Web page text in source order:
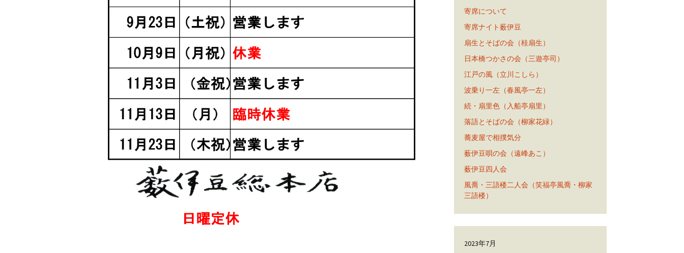
寄席について
寄席ナイト薮伊豆
扇生とそばの会（桂扇生）
日本橋つかさの会（三遊亭司）
江戸の風（立川こしら）
波乗り一左（春風亭一左）
続・扇里色（入船亭扇里）
落語とそばの会（柳家花緑）
蕎麦屋で相撲気分
薮伊豆唄の会（遠峰あこ）
薮伊豆四人会
風喬・三語楼二人会（笑福亭風喬・柳家
三語楼）
2023年7月